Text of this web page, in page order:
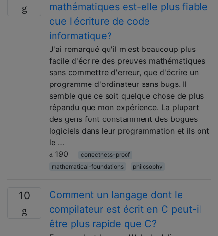
mathématiques est-elle plus fiable
que l'écriture de code
informatique?
J'ai remarqué qu'il m'est beaucoup plus
facile d'écrire des preuves mathématiques
sans commettre d'erreur, que d'écrire un
programme d'ordinateur sans bugs. Il
semble que ce soit quelque chose de plus
répandu que mon expérience. La plupart
des gens font constamment des bogues
logiciels dans leur programmation et ils ont
le …
190
correctness-proof
mathematical-foundations
philosophy
10
Comment un langage dont le
compilateur est écrit en C peut-il
être plus rapide que C?